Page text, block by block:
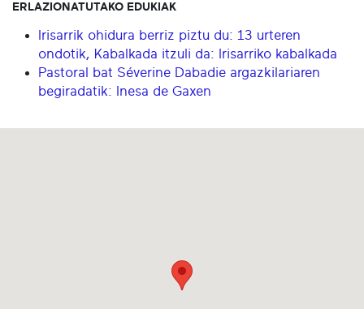
ERLAZIONATUTAKO EDUKIAK
Irisarrik ohidura berriz piztu du: 13 urteren
ondotik, Kabalkada itzuli da: Irisarriko kabalkada
Pastoral bat Séverine Dabadie argazkilariaren
begiradatik: Inesa de Gaxen